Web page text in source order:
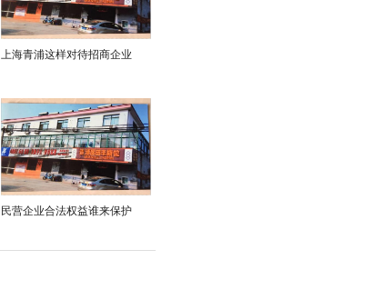
上海青浦这样对待招商企业
民营企业合法权益谁来保护